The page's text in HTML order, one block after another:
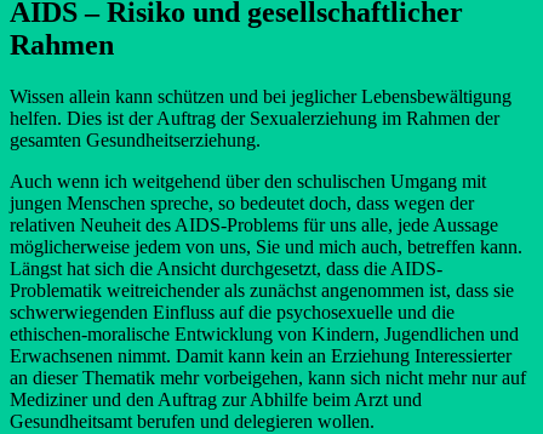
AIDS – Risiko und gesellschaftlicher
Rahmen
Wissen allein kann schützen und bei jeglicher Lebensbewältigung
helfen. Dies ist der Auftrag der Sexualerziehung im Rahmen der
gesamten Gesundheitserziehung.
Auch wenn ich weitgehend über den schulischen Umgang mit
jungen Menschen spreche, so bedeutet doch, dass wegen der
relativen Neuheit des AIDS-Problems für uns alle, jede Aussage
möglicherweise jedem von uns, Sie und mich auch, betreffen kann.
Längst hat sich die Ansicht durchgesetzt, dass die AIDS-
Problematik weitreichender als zunächst angenommen ist, dass sie
schwerwiegenden Einfluss auf die psychosexuelle und die
ethischen-moralische Entwicklung von Kindern, Jugendlichen und
Erwachsenen nimmt. Damit kann kein an Erziehung Interessierter
an dieser Thematik mehr vorbeigehen, kann sich nicht mehr nur auf
Mediziner und den Auftrag zur Abhilfe beim Arzt und
Gesundheitsamt berufen und delegieren wollen.